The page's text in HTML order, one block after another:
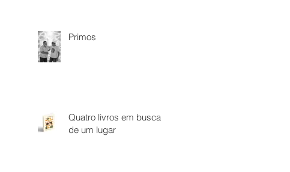
Primos
Quatro livros em busca
de um lugar